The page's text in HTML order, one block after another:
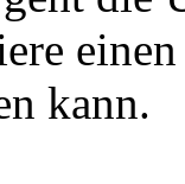
kann.